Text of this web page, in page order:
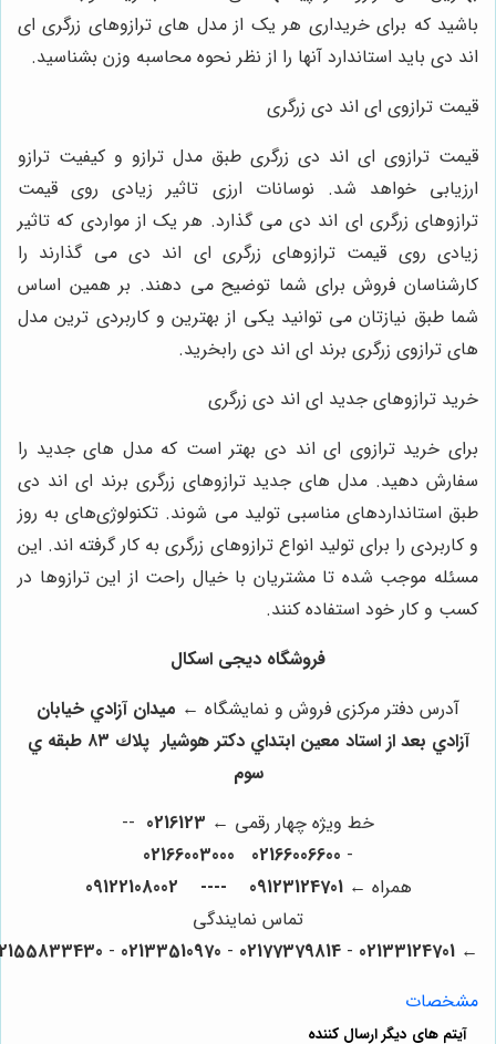
باشید که برای خریداری هر یک از مدل‌ های ترازوهای زرگری ای
اند دی باید استاندارد آنها را از نظر نحوه محاسبه وزن بشناسید.
قیمت ترازوی ای اند دی زرگری
قیمت ترازوی ای اند دی زرگری طبق مدل ترازو و کیفیت ترازو
ارزیابی خواهد شد. نوسانات ارزی تاثیر زیادی روی قیمت
ترازوهای زرگری ای اند دی می ‌گذارد. هر یک از مواردی که تاثیر
زیادی روی قیمت ترازوهای زرگری ای اند دی می‌ گذارند را
کارشناسان فروش برای شما توضیح می‌ دهند. بر همین اساس
شما طبق نیازتان می ‌توانید یکی از بهترین و کاربردی ‌ترین مدل‌
های ترازوی زرگری برند ای اند دی رابخرید.
خرید ترازوهای جدید ای اند دی زرگری
برای خرید ترازوی ای اند دی بهتر است که مدل ‌های جدید را
سفارش دهید. مدل ‌های جدید ترازوهای زرگری برند ای اند دی
طبق استانداردهای مناسبی تولید می‌ شوند. تکنولوژی‌های به روز
و کاربردی را برای تولید انواع ترازوهای زرگری به کار گرفته‌ اند. این
مسئله موجب شده تا مشتریان با خیال راحت از این ترازوها در
کسب و کار خود استفاده کنند.
فروشگاه دیجی اسکال
آدرس دفتر مرکزی فروش و نمایشگاه ←ميدان آزادي خيابان
آزادي بعد از استاد معين ابتداي دكتر هوشيار پلاك ٨٣ طبقه ي
سوم
خط ویژه چهار رقمی ←0216123
--
-
02166006600
02166003000
همراه ←09123124701 ---- 09122108002
تماس نمایندگی
←
02133124701
-
02177379814
-
02133510970
-
02155833430
مشخصات